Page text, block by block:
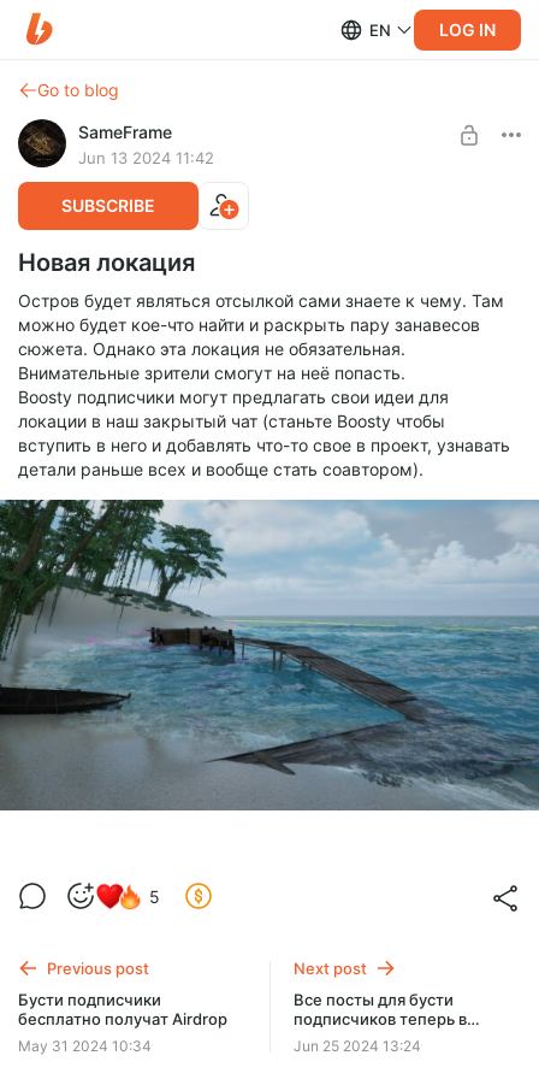
EN LOG IN
Go to blog
SameFrame
Jun 13 2024 11:42
SUBSCRIBE
Новая локация
Остров будет являться отсылкой сами знаете к чему. Там
можно будет кое-что найти и раскрыть пару занавесов
сюжета. Однако эта локация не обязательная.
Внимательные зрители смогут на неё попасть.
Boosty подписчики могут предлагать свои идеи для
локации в наш закрытый чат (станьте Boosty чтобы
вступить в него и добавлять что-то свое в проект, узнавать
детали раньше всех и вообще стать соавтором).
5
Previous post
Бусти подписчики
бесплатно получат Airdrop
May 31 2024 10:34
Next post
Все посты для бусти
подписчиков теперь в
отдельном чате
Jun 25 2024 13:24